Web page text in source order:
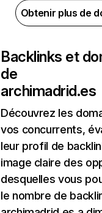
Obtenir plus de
Backlinks et
de
archimadrid.es
Découvrez les
vos concurrents,
leur profil de
image claire des
desquelles vous
le nombre de